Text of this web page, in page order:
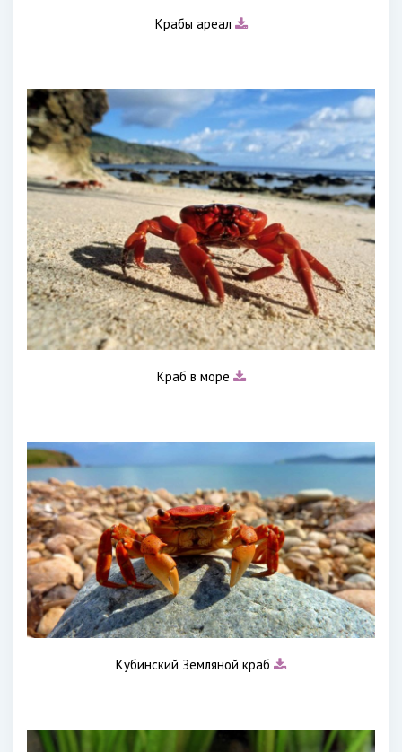
Крабы ареал
Краб в море
Кубинский Земляной краб